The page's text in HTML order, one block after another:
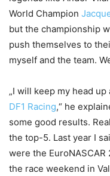
World Champion
but the championship
push themselves to
myself and the team.
„I will keep my head
DF1 Racing,“ he
some good results.
the top-5. Last year I
were the
the race weekend in